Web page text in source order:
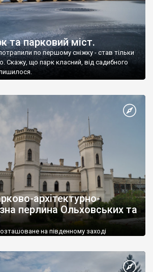
та парковий міст.
по першому сніжку - став тільки
Скажу, що парк класний, від садибного
архітектурно-
перлина Ольховських та
на південному заході
населення – понад 4 тисячі осіб.